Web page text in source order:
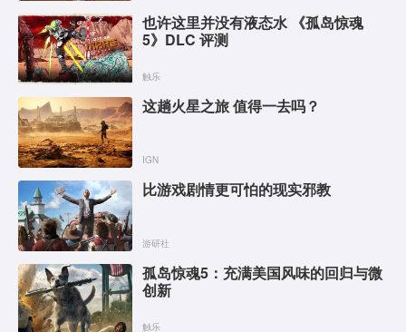
也许这里并没有液态水 《孤岛惊魂
5》DLC 评测
触乐
这趟火星之旅 值得一去吗？
IGN
比游戏剧情更可怕的现实邪教
游研社
孤岛惊魂5：充满美国风味的回归与微
创新
触乐